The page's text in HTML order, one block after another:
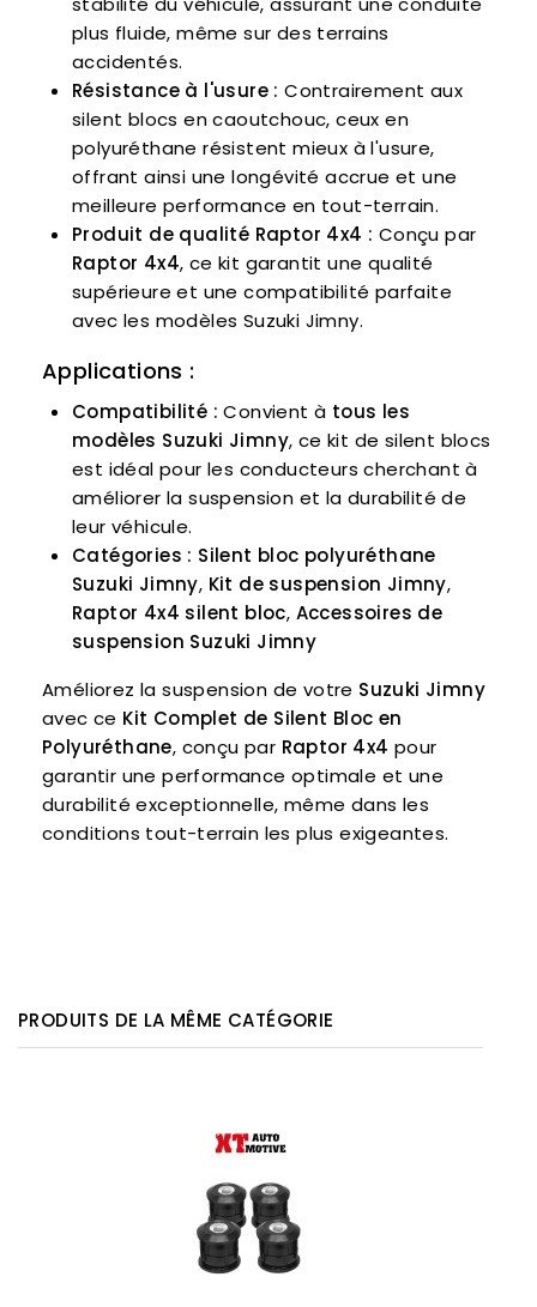
plus fluide, même sur des terrains
accidentés.
Résistance à l'usure : Contrairement aux
silent blocs en caoutchouc, ceux en
polyuréthane résistent mieux à l'usure,
offrant ainsi une longévité accrue et une
meilleure performance en tout-terrain.
Produit de qualité Raptor 4x4 : Conçu par
Raptor 4x4, ce kit garantit une qualité
supérieure et une compatibilité parfaite
avec les modèles Suzuki Jimny.
Applications :
Compatibilité : Convient à tous les
modèles Suzuki Jimny, ce kit de silent blocs
est idéal pour les conducteurs cherchant à
améliorer la suspension et la durabilité de
leur véhicule.
Catégories : Silent bloc polyuréthane
Suzuki Jimny, Kit de suspension Jimny,
Raptor 4x4 silent bloc, Accessoires de
suspension Suzuki Jimny
Améliorez la suspension de votre Suzuki Jimny
avec ce Kit Complet de Silent Bloc en
Polyuréthane, conçu par Raptor 4x4 pour
garantir une performance optimale et une
durabilité exceptionnelle, même dans les
conditions tout-terrain les plus exigeantes.
PRODUITS DE LA MÊME CATÉGORIE